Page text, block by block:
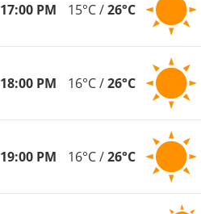
17:00 PM 15°C /26°C
18:00 PM 16°C /26°C
19:00 PM 16°C /26°C